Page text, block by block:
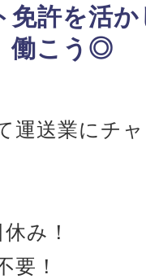
免許を活
働こう◎
運送業にチ
み！
要！